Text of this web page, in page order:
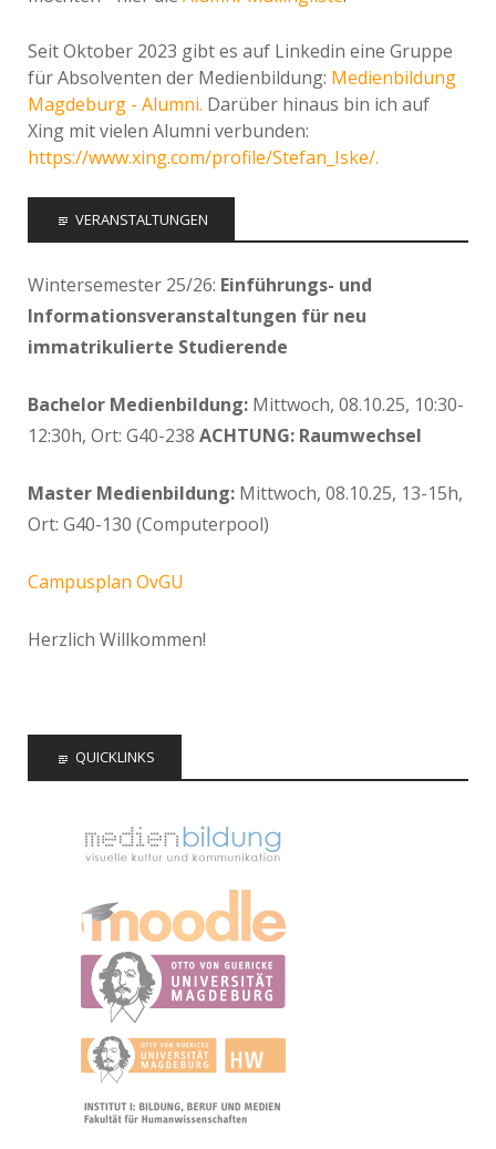
Seit Oktober 2023 gibt es auf Linkedin eine Gruppe
für Absolventen der Medienbildung: Medienbildung
Magdeburg - Alumni. Darüber hinaus bin ich auf
Xing mit vielen Alumni verbunden:
https://www.xing.com/profile/Stefan_Iske/.
VERANSTALTUNGEN
Wintersemester 25/26: Einführungs- und
Informationsveranstaltungen für neu
immatrikulierte Studierende
Bachelor Medienbildung: Mittwoch, 08.10.25, 10:30-
12:30h, Ort: G40-238 ACHTUNG: Raumwechsel
Master Medienbildung: Mittwoch, 08.10.25, 13-15h,
Ort: G40-130 (Computerpool)
Campusplan OvGU
Herzlich Willkommen!
QUICKLINKS